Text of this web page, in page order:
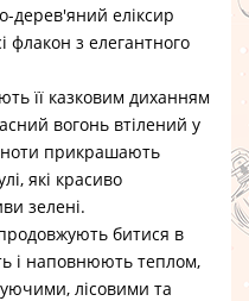
дерев'яний еліксир
флакон з елегантного
її казковим диханням
вогонь втілений у
ноти прикрашають
які красиво
зелені.
битися в
і наповнюють теплом,
лісовими та